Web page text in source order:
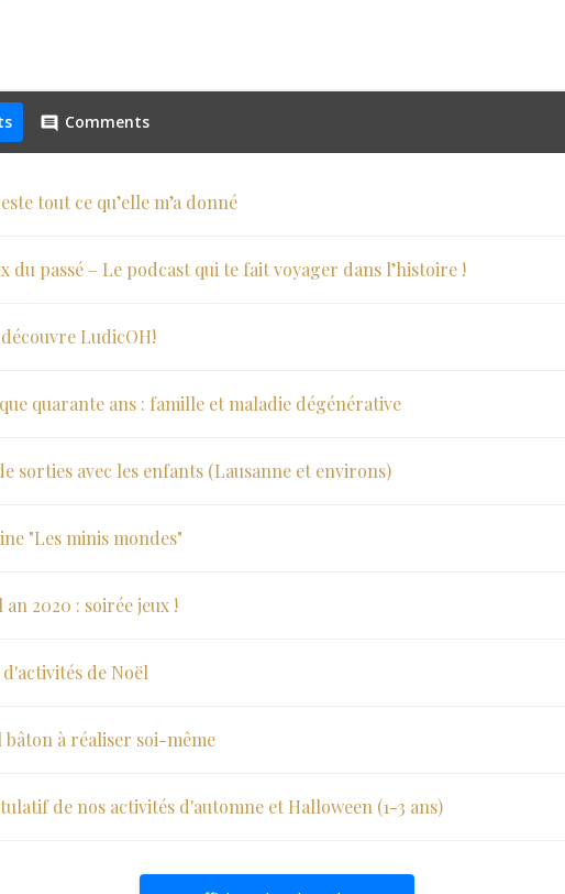
comment Comments
tout ce qu’elle m’a donné
du passé – Le podcast qui te fait voyager dans l’histoire !
LudicOH!
quarante ans : famille et maladie dégénérative
sorties avec les enfants (Lausanne et environs)
"Les minis mondes"
an 2020 : soirée jeux !
d'activités de Noël
bâton à réaliser soi-même
de nos activités d'automne et Halloween (1-3 ans)